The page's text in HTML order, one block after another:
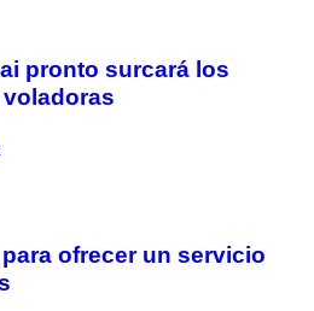
pronto surcará los
ofrecer un servicio